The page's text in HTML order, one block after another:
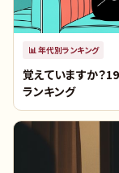
📊 年代別ランキング
覚えていますか？
ランキング